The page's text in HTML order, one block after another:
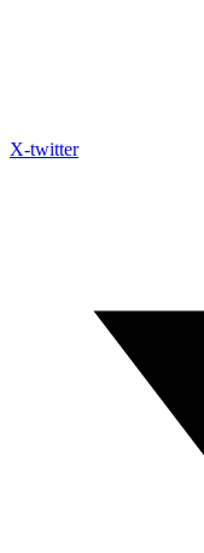
X-twitter